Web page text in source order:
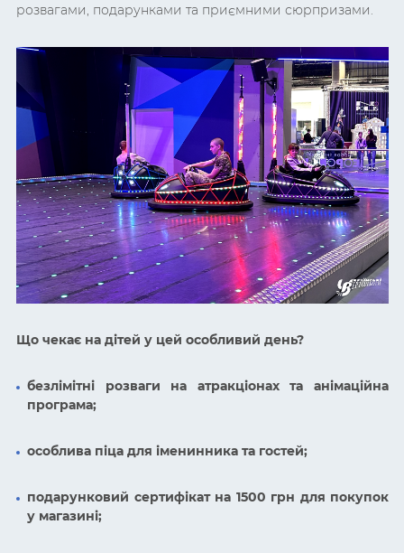
розвагами, подарунками та приємними сюрпризами.
Що чекає на дітей у цей особливий день?
безлімітні розваги на атракціонах та анімаційна
програма;
особлива піца для іменинника та гостей;
подарунковий сертифікат на 1500 грн для покупок
у магазині;